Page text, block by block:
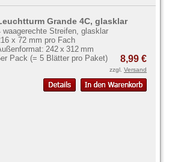
Grande 4C, glasklar
waagerechte Streifen, glasklar
x 72 mm pro Fach
242 x 312 mm
Pack (= 5 Blätter pro Paket)
8,99 €
zzgl. Versand